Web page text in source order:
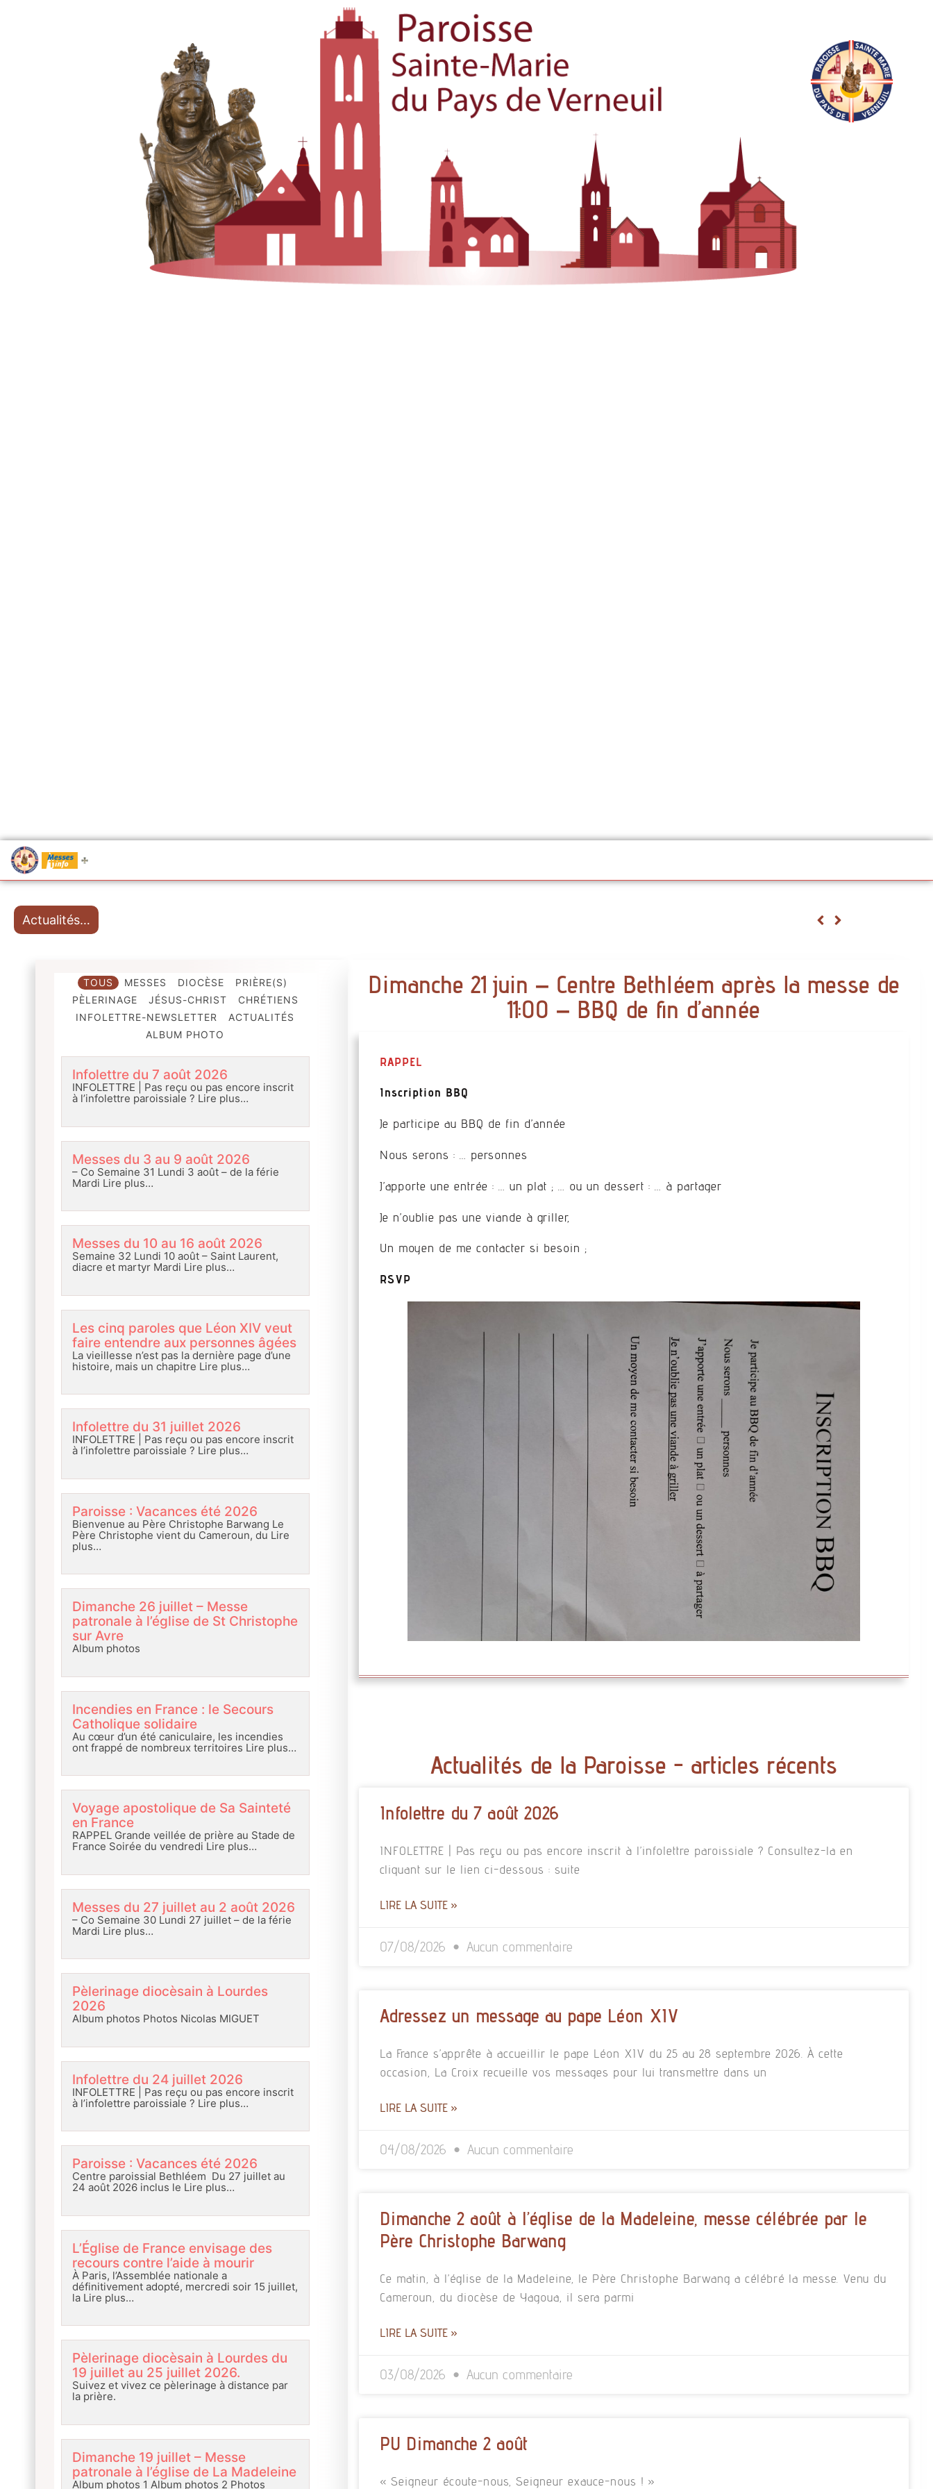
Messes
Actualités…
TOUS MESSES DIOCÈSE
PRIÈRE(S)
PÈLERINAGE
JÉSUS-CHRIST
CHRÉTIENS
INFOLETTRE-NEWSLETTER
ACTUALITÉS
ALBUM PHOTO
Infolettre du 7 août 2026
INFOLETTRE | Pas reçu ou pas encore inscrit
à l’infolettre paroissiale ? Lire plus…
Messes du 3 au 9 août 2026
– Co Semaine 31 Lundi 3 août – de la férie
Mardi Lire plus…
Messes du 10 au 16 août 2026
Semaine 32 Lundi 10 août – Saint Laurent,
diacre et martyr Mardi Lire plus…
Les cinq paroles que Léon XIV veut
faire entendre aux personnes âgées
La vieillesse n’est pas la dernière page d’une
histoire, mais un chapitre Lire plus…
Infolettre du 31 juillet 2026
INFOLETTRE | Pas reçu ou pas encore inscrit
à l’infolettre paroissiale ? Lire plus…
Paroisse : Vacances été 2026
Bienvenue au Père Christophe Barwang Le
Père Christophe vient du Cameroun, du Lire
plus…
Dimanche 26 juillet – Messe
patronale à l’église de St Christophe
sur Avre
Album photos
Incendies en France : le Secours
Catholique solidaire
Au cœur d’un été caniculaire, les incendies
ont frappé de nombreux territoires Lire plus…
Voyage apostolique de Sa Sainteté
en France
RAPPEL Grande veillée de prière au Stade de
France Soirée du vendredi Lire plus…
Messes du 27 juillet au 2 août 2026
– Co Semaine 30 Lundi 27 juillet – de la férie
Mardi Lire plus…
Pèlerinage diocèsain à Lourdes
2026
Album photos Photos Nicolas MIGUET
Infolettre du 24 juillet 2026
INFOLETTRE | Pas reçu ou pas encore inscrit
à l’infolettre paroissiale ? Lire plus…
Paroisse : Vacances été 2026
Centre paroissial Bethléem Du 27 juillet au
24 août 2026 inclus le Lire plus…
L’Église de France envisage des
recours contre l’aide à mourir
À Paris, l’Assemblée nationale a
définitivement adopté, mercredi soir 15 juillet,
la Lire plus…
Pèlerinage diocèsain à Lourdes du
19 juillet au 25 juillet 2026.
Suivez et vivez ce pèlerinage à distance par
la prière.
Dimanche 19 juillet – Messe
patronale à l’église de La Madeleine
Album photos 1 Album photos 2 Photos
Dimanche 21 juin – Centre Bethléem après la messe de
11:00 – BBQ de fin d’année
RAPPEL
Inscription BBQ
Je participe au BBQ de fin d’année
Nous serons : … personnes
J’apporte une entrée : … un plat ; … ou un dessert : … à partager
Je n’oublie pas une viande à griller,
Un moyen de me contacter si besoin ;
RSVP
Actualités de la Paroisse - articles récents
Infolettre du 7 août 2026
INFOLETTRE | Pas reçu ou pas encore inscrit à l’infolettre paroissiale ? Consultez-la en
cliquant sur le lien ci-dessous : suite
LIRE LA SUITE »
07/08/2026 Aucun commentaire
Adressez un message au pape Léon XIV
La France s’apprête à accueillir le pape Léon XIV du 25 au 28 septembre 2026. À cette
occasion, La Croix recueille vos messages pour lui transmettre dans un
LIRE LA SUITE »
04/08/2026 Aucun commentaire
Dimanche 2 août à l’église de la Madeleine, messe célébrée par le
Père Christophe Barwang
Ce matin, à l’église de la Madeleine, le Père Christophe Barwang a célébré la messe. Venu du
Cameroun, du diocèse de Yagoua, il sera parmi
LIRE LA SUITE »
03/08/2026 Aucun commentaire
PU Dimanche 2 août
« Seigneur écoute-nous, Seigneur exauce-nous ! »